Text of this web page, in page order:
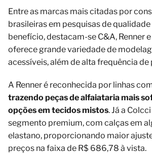
Entre as marcas mais citadas por
brasileiras em pesquisas de
benefício, destacam-se C&A, Renner
oferece grande variedade de
acessíveis, além de alta frequência
A Renner é reconhecida por linhas
trazendo peças de alfaiataria mais
opções em tecidos mistos. Já a
segmento premium, com calças em
elastano, proporcionando maior
preços na faixa de R$ 686,78 à vista.